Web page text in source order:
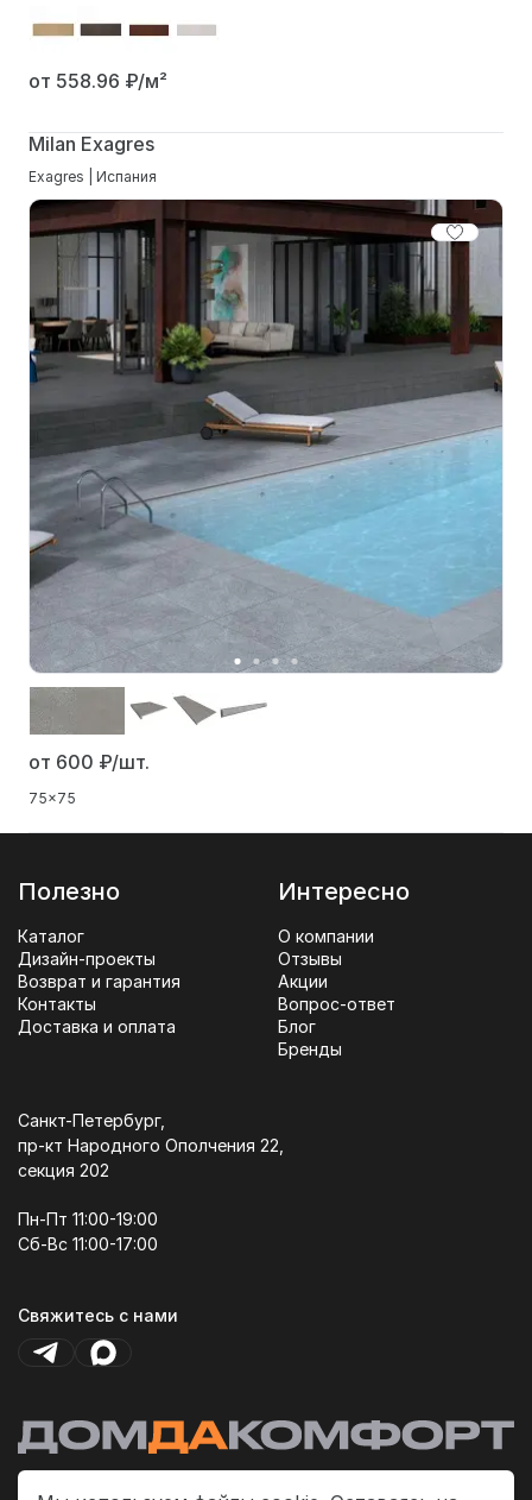
от 558.96 ₽/м²
Milan Exagres
Exagres | Испания
от 600 ₽/шт.
75x75
Полезно
Каталог
Дизайн-проекты
Возврат и гарантия
Контакты
Доставка и оплата
Интересно
О компании
Отзывы
Акции
Вопрос-ответ
Блог
Бренды
Санкт-Петербург,
пр-кт Народного Ополчения 22,
секция 202
Пн-Пт 11:00-19:00
Сб-Вс 11:00-17:00
Свяжитесь с нами